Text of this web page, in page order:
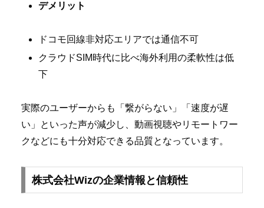
デメリット
ドコモ回線非対応エリアでは通信不可
クラウドSIM時代に比べ海外利用の柔軟性は低
下
実際のユーザーからも「繋がらない」「速度が遅
い」といった声が減少し、動画視聴やリモートワー
クなどにも十分対応できる品質となっています。
株式会社Wizの企業情報と信頼性